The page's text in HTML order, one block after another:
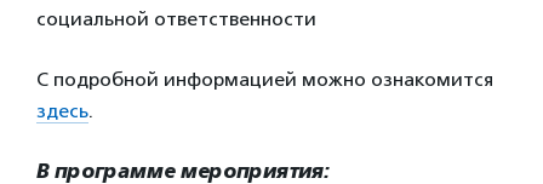
социальной ответственности
С подробной информацией можно ознакомится
здесь.
В программе мероприятия: